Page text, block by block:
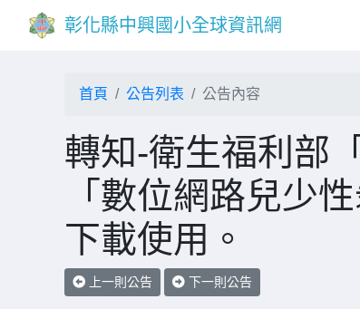
彰化縣中興國小全球資訊網
首頁 公告列表 公告內容
轉知-衛生福利部
「數位網路兒少
下載使用。
上一則公告 下一則公告